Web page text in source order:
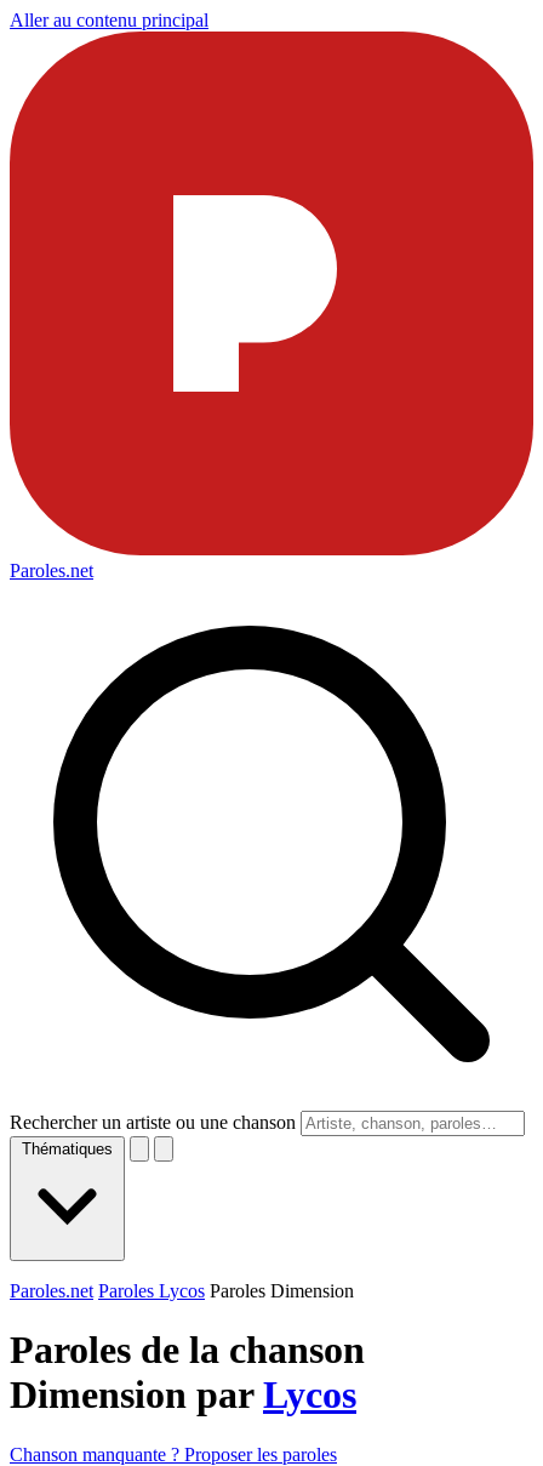
Aller au contenu principal
Paroles.net
Rechercher un artiste ou une chanson
Thématiques
Paroles.net Paroles Lycos Paroles Dimension
Paroles de la chanson
Dimension parLycos
Chanson manquante ? Proposer les paroles